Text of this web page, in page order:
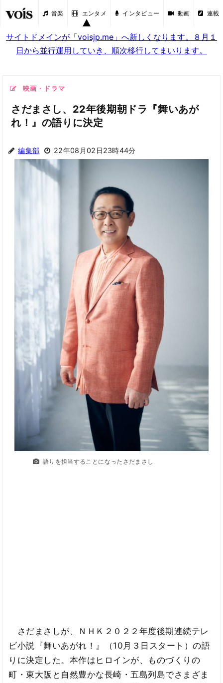
音楽 エンタメ インタビュー 動画 連載
サイトドメインが「voisjp.me」へ新しくなります。８月１
日から並行運用していき、順次移行してまいります。
映画・ドラマ
さだまさし、22年後期朝ドラ『舞いあが
れ！』の語りに決定
編集部 22年08月02日23時44分
語りを担当することになったさだまさし
さだまさしが、ＮＨＫ２０２２年度後期連続テレ
ビ小説『舞いあがれ！』（10月３日スタート）の語
りに決定した。本作はヒロインが、ものづくりの
町・東大阪と自然豊かな長崎・五島列島でさまざま